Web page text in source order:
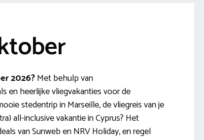
2026?Met behulp van
en heerlijke vliegvakanties voor de
stedentrip in Marseille, de vliegreis van je
all-inclusive vakantie in Cyprus? Het
van Sunweb en NRV Holiday, en regel